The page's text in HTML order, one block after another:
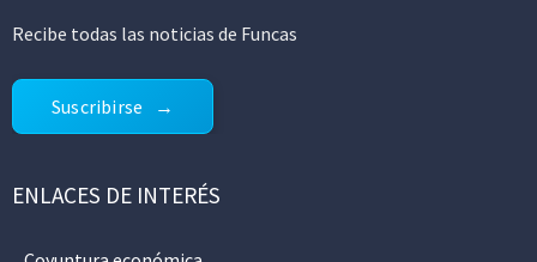
Recibe todas las noticias de Funcas
Suscribirse
ENLACES DE INTERÉS